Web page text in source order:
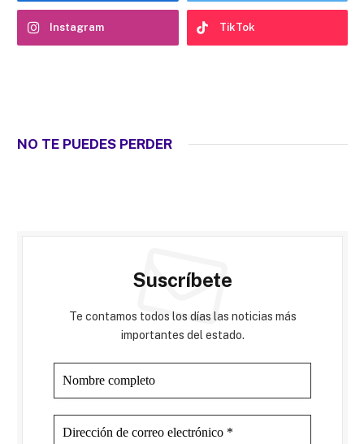
Instagram TikTok
NO TE PUEDES PERDER
Suscríbete
Te contamos todos los días las noticias más
importantes del estado.